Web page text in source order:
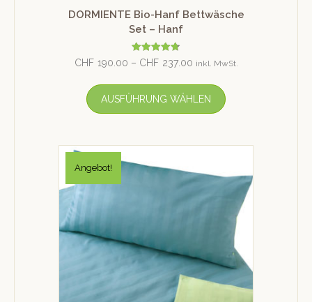
DORMIENTE Bio-Hanf Bettwäsche
Set – Hanf
Bewertet
mit
von 5
CHF 190.00 – CHF 237.00 inkl. MwSt.
AUSFÜHRUNG WÄHLEN
Angebot!